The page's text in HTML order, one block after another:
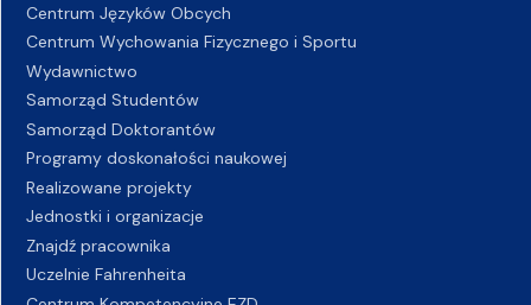
Centrum Języków Obcych
Centrum Wychowania Fizycznego i Sportu
Wydawnictwo
Samorząd Studentów
Samorząd Doktorantów
Programy doskonałości naukowej
Realizowane projekty
Jednostki i organizacje
Znajdź pracownika
Uczelnie Fahrenheita